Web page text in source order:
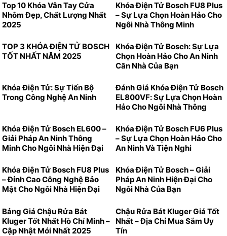
Top 10 Khóa Vân Tay Cửa
Nhôm Đẹp, Chất Lượng Nhất
2025
Khóa Điện Tử Bosch FU8 Plus
– Sự Lựa Chọn Hoàn Hảo Cho
Ngôi Nhà Thông Minh
TOP 3 KHÓA ĐIỆN TỬ BOSCH
TỐT NHẤT NĂM 2025
Khóa Điện Tử Bosch: Sự Lựa
Chọn Hoàn Hảo Cho An Ninh
Căn Nhà Của Bạn
Khóa Điện Tử: Sự Tiến Bộ
Trong Công Nghệ An Ninh
Đánh Giá Khóa Điện Tử Bosch
EL800VF: Sự Lựa Chọn Hoàn
Hảo Cho Ngôi Nhà Thông
Khóa Điện Tử Bosch EL600 –
Giải Pháp An Ninh Thông
Minh Cho Ngôi Nhà Hiện Đại
Khóa Điện Tử Bosch FU6 Plus
– Sự Lựa Chọn Hoàn Hảo Cho
An Ninh Và Tiện Nghi
Khóa Điện Tử Bosch FU8 Plus
– Đỉnh Cao Công Nghệ Bảo
Mật Cho Ngôi Nhà Hiện Đại
Khóa Điện Tử Bosch – Giải
Pháp An Ninh Hiện Đại Cho
Ngôi Nhà Của Bạn
Bảng Giá Chậu Rửa Bát
Kluger Tốt Nhất Hồ Chí Minh –
Cập Nhật Mới Nhất 2025
Chậu Rửa Bát Kluger Giá Tốt
Nhất – Địa Chỉ Mua Sắm Uy
Tín